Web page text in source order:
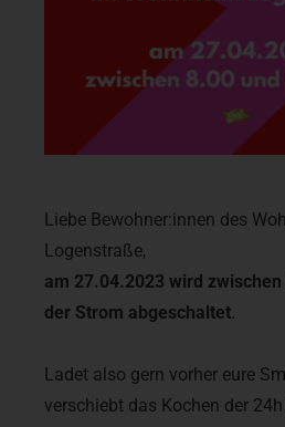
Liebe Bewohner:innen des
Logenstraße,
am 27.04.2023 wird
der Strom abgeschaltet.
Ladet also gern vorher eure
verschiebt das Kochen der